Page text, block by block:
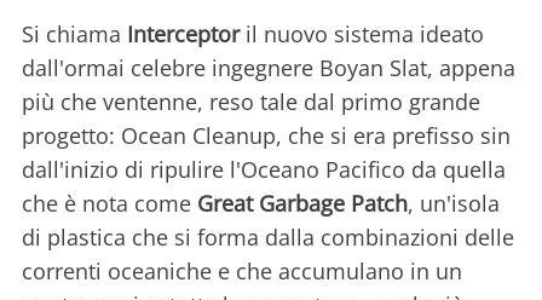
Si chiama Interceptoril nuovo sistema ideato
dall'ormai celebre ingegnere Boyan Slat, appena
più che ventenne, reso tale dal primo grande
progetto: Ocean Cleanup, che si era prefisso sin
dall'inizio di ripulire l'Oceano Pacifico da quella
che è nota come Great Garbage Patch, un'isola
di plastica che si forma dalla combinazioni delle
correnti oceaniche e che accumulano in un